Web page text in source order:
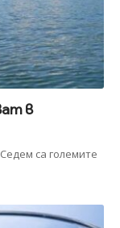
в
са големите